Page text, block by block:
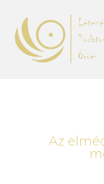
Az